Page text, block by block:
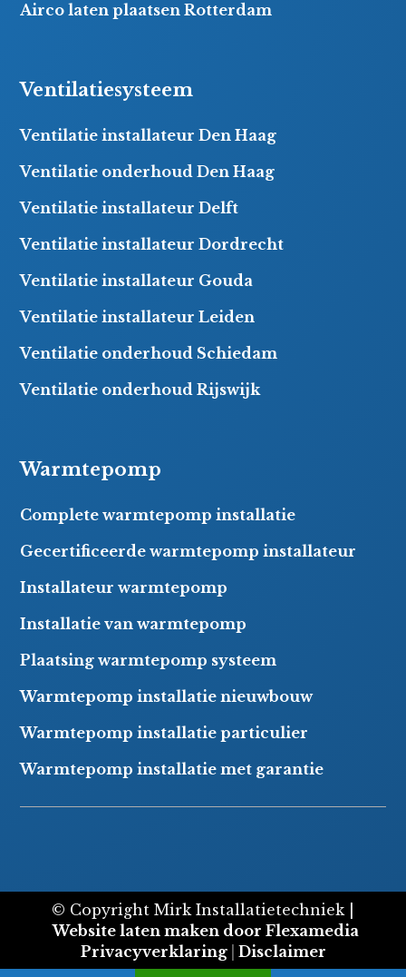
Airco laten plaatsen Rotterdam
Ventilatiesysteem
Ventilatie installateur Den Haag
Ventilatie onderhoud Den Haag
Ventilatie installateur Delft
Ventilatie installateur Dordrecht
Ventilatie installateur Gouda
Ventilatie installateur Leiden
Ventilatie onderhoud Schiedam
Ventilatie onderhoud Rijswijk
Warmtepomp
Complete warmtepomp installatie
Gecertificeerde warmtepomp installateur
Installateur warmtepomp
Installatie van warmtepomp
Plaatsing warmtepomp systeem
Warmtepomp installatie nieuwbouw
Warmtepomp installatie particulier
Warmtepomp installatie met garantie
© Copyright Mirk Installatietechniek |
Website laten maken door Flexamedia
Privacyverklaring| Disclaimer